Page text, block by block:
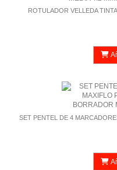
ROTULADOR VELLEDA
SET PENTEL DE 4